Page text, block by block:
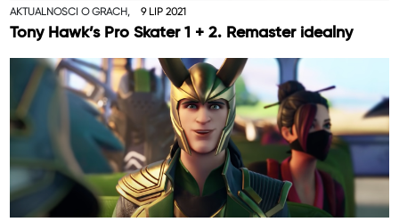
AKTUALNOŚCI O GRACH, 9 LIP 2021
Tony Hawk’s Pro Skater 1 + 2. Remaster idealny